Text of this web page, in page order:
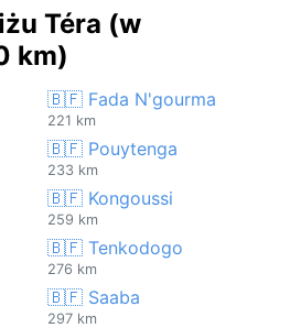
Téra (w
km)
🇧🇫 Fada N'gourma
221 km
🇧🇫 Pouytenga
233 km
🇧🇫 Kongoussi
259 km
🇧🇫 Tenkodogo
276 km
🇧🇫 Saaba
297 km